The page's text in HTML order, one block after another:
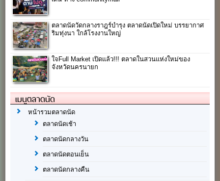
ตลาดนัดวัดกลางราฎร์บำรุง ตลาดนัดเปิดใหม่ บรรยากาศ
ริมทุ่งนา ใกล้โรงงานใหญ่
ใจFull Market เปิดแล้ว!!! ตลาดในสวนแห่งใหม่ของ
จังหวัดนครนายก
เมนูตลาดนัด
หน้ารวมตลาดนัด
ตลาดนัดเช้า
ตลาดนัดกลางวัน
ตลาดนัดตอนเย็น
ตลาดนัดกลางคืน